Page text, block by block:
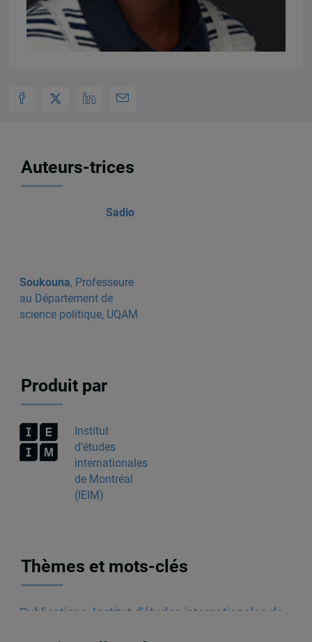
Auteurs-trices
Sadio
Soukouna, Professeure
au Département de
science politique, UQAM
Produit par
Institut
d'études
internationales
de Montréal
(IEIM)
Thèmes et mots-clés
Publications Institut d'études internationales de